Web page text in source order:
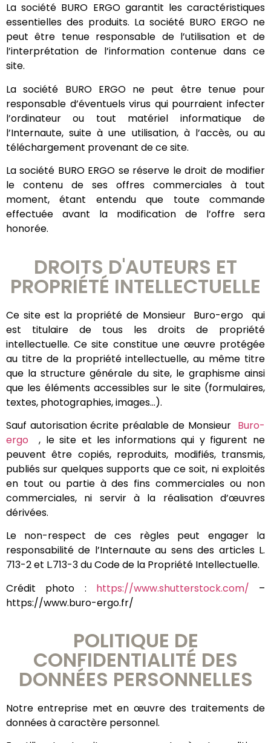
La société BURO ERGO garantit les caractéristiques
essentielles des produits. La société BURO ERGO ne
peut être tenue responsable de l’utilisation et de
l’interprétation de l’information contenue dans ce
site.
La société BURO ERGO ne peut être tenue pour
responsable d’éventuels virus qui pourraient infecter
l’ordinateur ou tout matériel informatique de
l’Internaute, suite à une utilisation, à l’accès, ou au
téléchargement provenant de ce site.
La société BURO ERGO se réserve le droit de modifier
le contenu de ses offres commerciales à tout
moment, étant entendu que toute commande
effectuée avant la modification de l’offre sera
honorée.
DROITS D'AUTEURS ET
PROPRIÉTÉ INTELLECTUELLE
Ce site est la propriété de Monsieur Buro-ergo qui
est titulaire de tous les droits de propriété
intellectuelle. Ce site constitue une œuvre protégée
au titre de la propriété intellectuelle, au même titre
que la structure générale du site, le graphisme ainsi
que les éléments accessibles sur le site (formulaires,
textes, photographies, images…).
Sauf autorisation écrite préalable de Monsieur Buro-
ergo, le site et les informations qui y figurent ne
peuvent être copiés, reproduits, modifiés, transmis,
publiés sur quelques supports que ce soit, ni exploités
en tout ou partie à des fins commerciales ou non
commerciales, ni servir à la réalisation d’œuvres
dérivées.
Le non-respect de ces règles peut engager la
responsabilité de l’Internaute au sens des articles L.
713-2 et L.713-3 du Code de la Propriété Intellectuelle.
Crédit photo : https://www.shutterstock.com/ –
https://www.buro-ergo.fr/
POLITIQUE DE
CONFIDENTIALITÉ DES
DONNÉES PERSONNELLES
Notre entreprise met en œuvre des traitements de
données à caractère personnel.